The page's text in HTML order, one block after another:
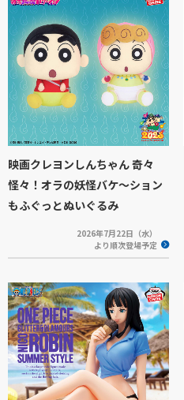
映画クレヨンしんちゃん 奇々
怪々！オラの妖怪バケ～ション
もふぐっとぬいぐるみ
2026年7月22日（水）
より順次登場予定